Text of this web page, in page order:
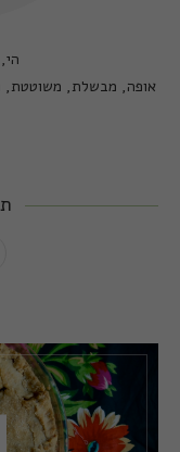
אופה, מבשלת, משוטטת,